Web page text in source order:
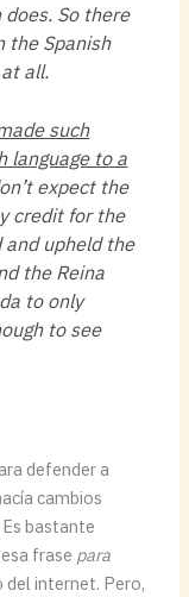
So there
the Spanish
all.
such
language to a
expect the
credit for the
upheld the
the Reina
to only
to see
defender a
cambios
bastante
frase para
internet. Pero,